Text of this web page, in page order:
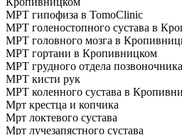
МРТ гипофиза в TomoClinic
МРТ голеностопного сустава в
МРТ головного мозга в
МРТ гортани в Кропивницком
МРТ грудного отдела
МРТ кисти рук
МРТ коленного сустава в
Мрт крестца и копчика
Мрт локтевого сустава
Мрт лучезапястного сустава